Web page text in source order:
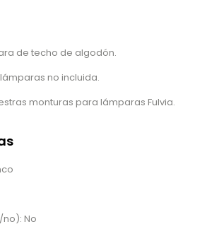
de techo de algodón.
no incluida.
monturas para lámparas Fulvia.
No